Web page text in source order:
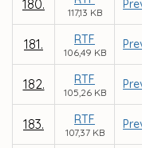
180.
117,13 KB
181. RTF
106,49 KB
182. RTF
105,26 KB
183. RTF
107,37 KB